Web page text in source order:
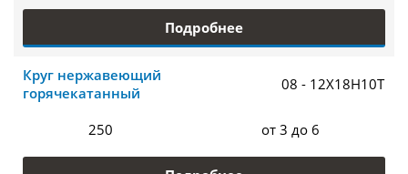
Подробнее
Круг нержавеющий
горячекатанный
08 - 12Х18Н10Т
250 от 3 до 6